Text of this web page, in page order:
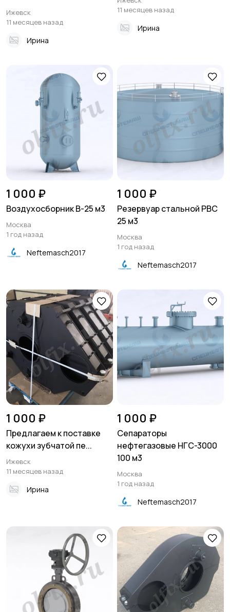
Ижевск
11 месяцев назад
Ирина
11 месяцев назад
Ирина
1 000 ₽
Воздухосборник В-25 м3
Москва
1 год назад
Neftemasch2017
1 000 ₽
Резервуар стальной РВС
25 м3
Москва
1 год назад
Neftemasch2017
1 000 ₽
Предлагаем к поставке
кожухи зубчатой пе...
Ижевск
11 месяцев назад
Ирина
1 000 ₽
Сепараторы
нефтегазовые НГС-3000
100 м3
Москва
1 год назад
Neftemasch2017